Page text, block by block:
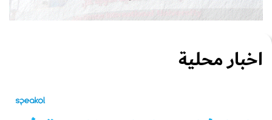
اخبار محلية